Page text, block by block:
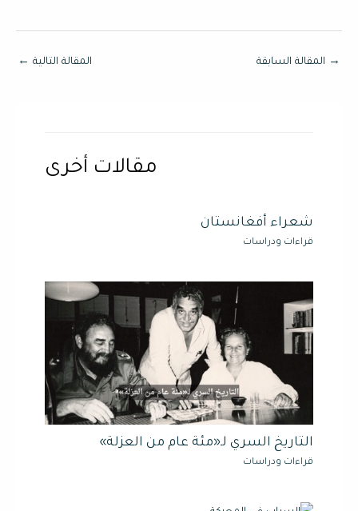
→ المقالة السابقة المقالة التالية ←
مقالات أخرى
شعراء أفغانستان
قراءات ودراسات
التاريخ السري لـ«مئة عام من العزلة»
قراءات ودراسات